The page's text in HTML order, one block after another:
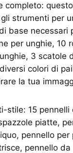
completo:
strumenti per
base necessari
per unghie, 10
3 scatole
colori di
la tua
stile: 15 pennelli
piatte,
pennello per
pennello da